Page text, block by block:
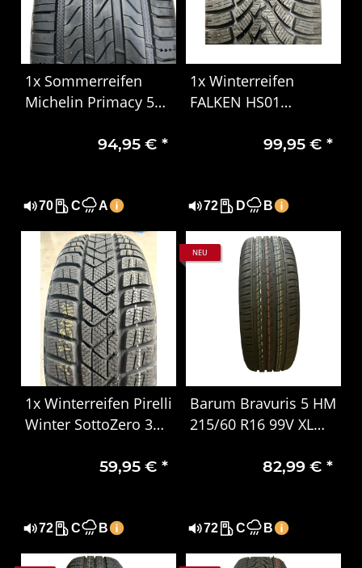
1x Sommerreifen
Michelin Primacy 5
94,95 € *
70 C A
1x Winterreifen
FALKEN HS01
R17 98V XL DOT 3221
99,95 €*
72 D B
1x Winterreifen Pirelli
Winter SottoZero 3
59,95 € *
72 C B
NEU
Barum Bravuris 5 HM
215/60 R16 99V XL
Load, DOT 1724
82,99 €*
72 C B